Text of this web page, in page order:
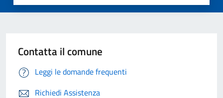
Contatta il comune
Leggi le domande frequenti
Richiedi Assistenza